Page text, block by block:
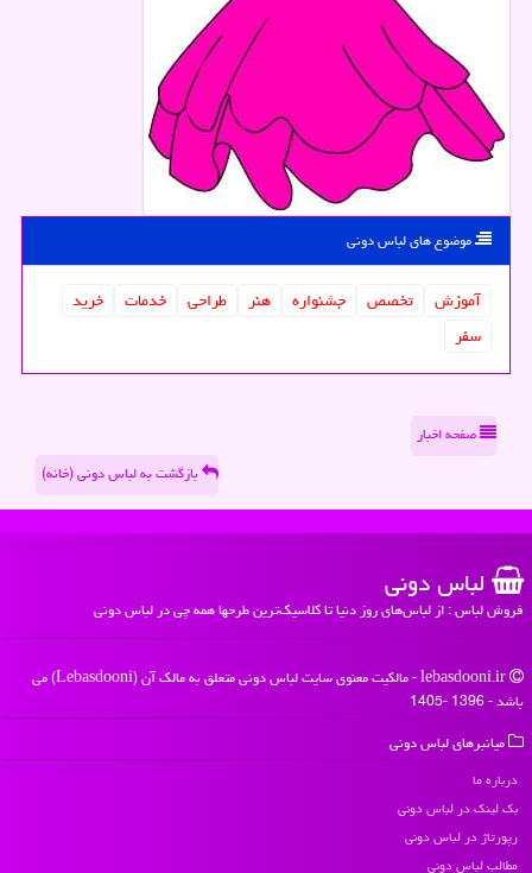
موضوع های لباس دونی
آموزش تخصص جشنواره هنر طراحی خدمات
خرید
سفر
صفحه اخبار
بازگشت به لباس دونی (خانه)
لباس دونی
فروش لباس : از لباس‌های روز دنیا تا کلاسیک‌ترین طرحها همه چی در لباس دونی
lebasdooni.ir - مالکیت معنوی سایت لباس دونی متعلق به مالک آن (Lebasdooni) می
باشد - 1396 -1405
میانبرهای لباس دونی
درباره ما
بک لینک در لباس دونی
رپورتاژ در لباس دونی
مطالب لباس دونی